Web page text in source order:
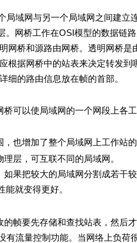
与另一个局域网之间建立连
。网桥工作在OSI模型的数据链
源路由网桥。透明网桥是由
根据网桥中的站表来决定转发
细的路由信息放在帧的首部。
使局域网的一个网段上各工作
加了整个局域网上工作站的
，可互联不同的局域网。
较大的局域网分割成若干较小
就变得更好。
先存储和查找站表，然后才
控制功能。当网络上负荷很